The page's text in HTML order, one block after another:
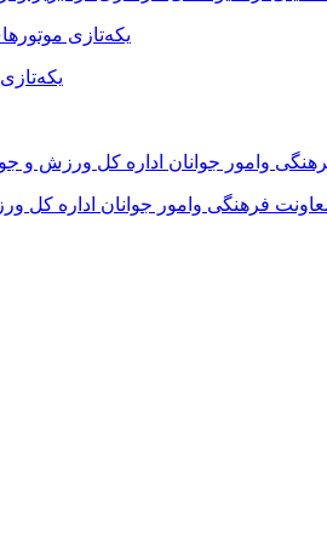
فرهنگی وامور جوانان اداره کل